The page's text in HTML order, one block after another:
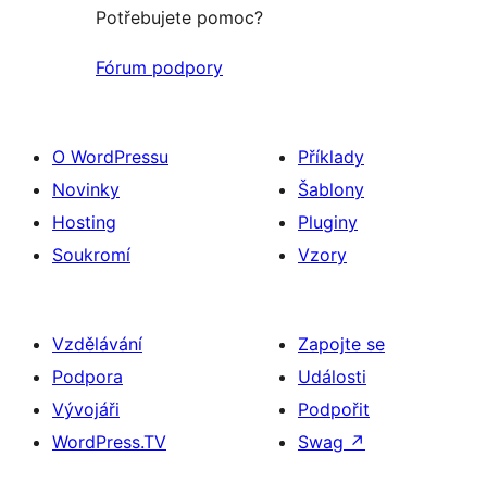
Potřebujete pomoc?
Fórum podpory
O WordPressu
Novinky
Hosting
Soukromí
Příklady
Šablony
Pluginy
Vzory
Vzdělávání
Podpora
Vývojáři
WordPress.TV
Zapojte se
Události
Podpořit
Swag ↗